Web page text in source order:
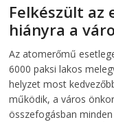
Felkészült az
hiányra a
Az atomerőmű
6000 paksi lakos
helyzet most
működik, a város
összefogásban